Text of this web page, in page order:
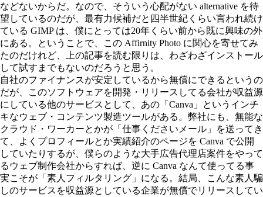
などないからだ。なので、そういう心配がない alternative を待
望しているのだが、最有力候補だと四半世紀くらい言われ続け
ている GIMP は、僕にとっては20年くらい前から既に興味の外
にある。ということで、この Affirnity Photo に関心を寄せてみ
たのだけれど、上の記事を読む限りは、わざわざインストール
して試すまでもないのだろうと思う。
自社のファイナンスが安定しているから無償にできるというの
だが、このソフトウェアを開発・リリースしてる会社が収益源
にしている他のサービスとして、あの「Canva」というインチ
キなウェブ・コンテンツ製造ツールがある。弊社にも、無能な
クラウド・ワーカーとかが「仕事くださいメール」を送ってき
て、よくプロフィールとか実績紹介のページを Canva で公開
していたりするが、僕らのような大手広告代理店案件をやって
るウェブ制作会社からすれば、逆に Canva なんて使ってる事
実こそが「素人フィルタリング」になる。結局、こんな素人騙
しのサービスを収益源としている企業が無償でリリースしてい